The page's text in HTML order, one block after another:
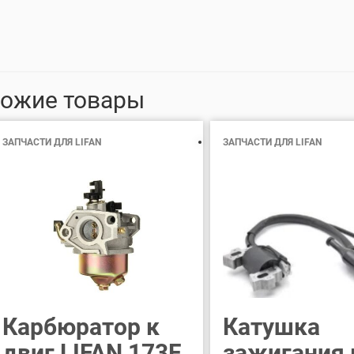
товары
ЗАПЧАСТИ ДЛЯ LIFAN
Карбюратор к
ЗАПЧАСТИ ДЛЯ LIFAN
Катушка